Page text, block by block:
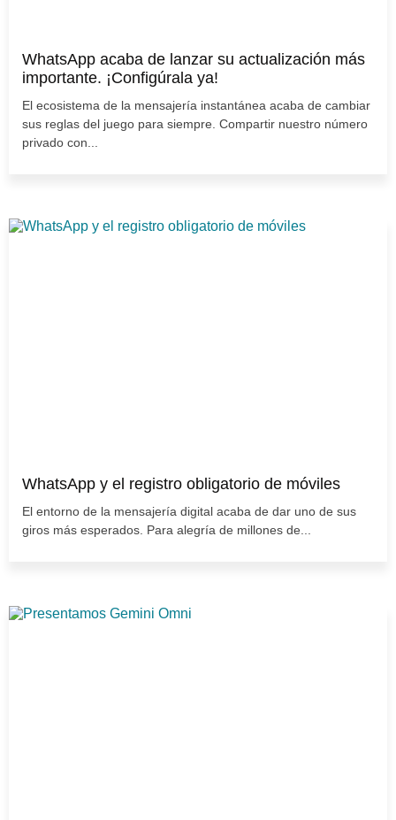
WhatsApp acaba de lanzar su actualización más
importante. ¡Configúrala ya!
El ecosistema de la mensajería instantánea acaba de cambiar
sus reglas del juego para siempre. Compartir nuestro número
privado con...
WhatsApp y el registro obligatorio de móviles
El entorno de la mensajería digital acaba de dar uno de sus
giros más esperados. Para alegría de millones de...